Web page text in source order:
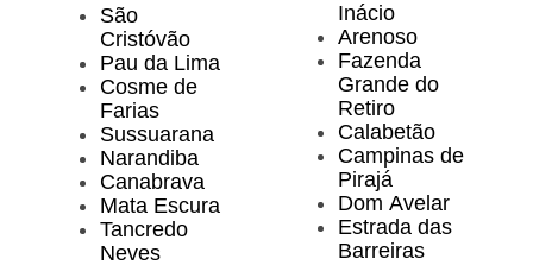
São
Cristóvão
Pau da Lima
Cosme de
Farias
Sussuarana
Narandiba
Canabrava
Mata Escura
Tancredo
Neves
Inácio
Arenoso
Fazenda
Grande do
Retiro
Calabetão
Campinas de
Pirajá
Dom Avelar
Estrada das
Barreiras